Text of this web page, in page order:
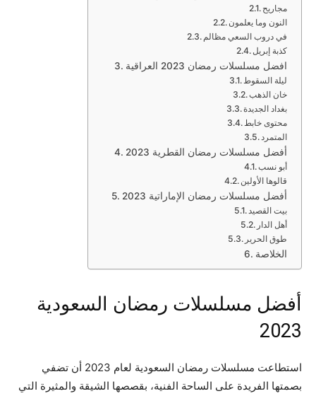
مجاريح
النون وما يعلمون
في دروب السعي مظالم
كذبة إبريل
افضل مسلسلات رمضان 2023 العراقية
ليلة السقوط
خان الذهب
بغداد الجديدة
محتوى خابط
المتمرد
أفضل مسلسلات رمضان القطرية 2023
أبو نسب
قالوها الأولين
أفضل مسلسلات رمضان الإماراتية 2023
بيت القصيد
أهل الدار
طوق الحرير
الخلاصة
أفضل مسلسلات رمضان السعودية
2023
استطاعت مسلسلات رمضان السعودية لعام 2023 أن تضفي
بصمتها الفريدة على الساحة الفنية، بقصصها الشيقة والمثيرة التي